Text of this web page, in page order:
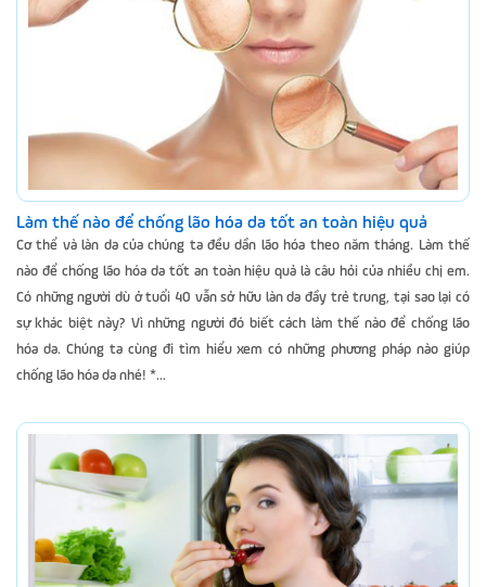
Làm thế nào để chống lão hóa da tốt an toàn hiệu quả
Cơ thể và làn da của chúng ta đều dần lão hóa theo năm tháng. Làm thế
nào để chống lão hóa da tốt an toàn hiệu quả là câu hỏi của nhiều chị em.
Có những người dù ở tuổi 40 vẫn sở hữu làn da đầy trẻ trung, tại sao lại có
sự khác biệt này? Vì những người đó biết cách làm thế nào để chống lão
hóa da. Chúng ta cùng đi tìm hiểu xem có những phương pháp nào giúp
chống lão hóa da nhé! *...